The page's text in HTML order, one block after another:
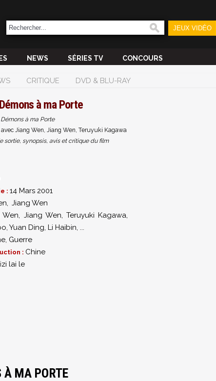
JEUX VIDÉO
NEWS SÉRIES TV CONCOURS
CRITIQUE DVD & BLU-RAY
à ma Porte
à ma Porte
Jiang Wen, Jiang Wen, Teruyuki Kagawa
sortie, synopsis, avis et critique du film
: 14 Mars 2001
, Jiang Wen
Wen, Jiang Wen, Teruyuki Kagawa,
, Yuan Ding, Li Haibin, ...
, Guerre
: Chine
lai le
À MA PORTE